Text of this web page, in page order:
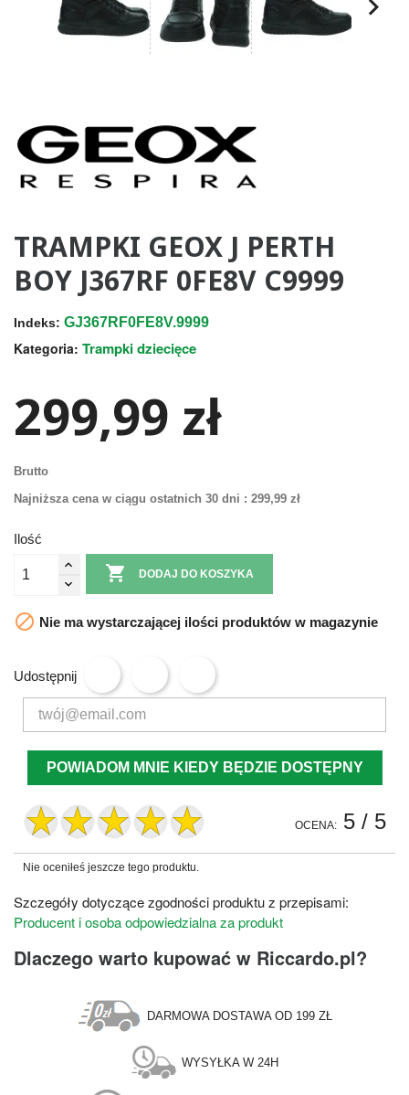
TRAMPKI GEOX J PERTH
BOY J367RF 0FE8V C9999
Indeks: GJ367RF0FE8V.9999
Kategoria: Trampki dziecięce
299,99 zł
Brutto
Najniższa cena w ciągu ostatnich 30 dni : 299,99 zł
Ilość
 DODAJ DO KOSZYKA
 Nie ma wystarczającej ilości produktów w magazynie
Udostępnij
POWIADOM MNIE KIEDY BĘDZIE DOSTĘPNY
OCENA: 5 / 5
Nie oceniłeś jeszcze tego produktu.
Szczegóły dotyczące zgodności produktu z przepisami:
Producent i osoba odpowiedzialna za produkt
Dlaczego warto kupować w Riccardo.pl?
DARMOWA DOSTAWA OD 199 ZŁ
WYSYŁKA W 24H